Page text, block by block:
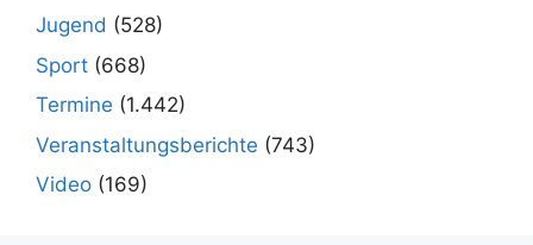
Jugend (528)
Sport (668)
Termine (1.442)
Veranstaltungsberichte (743)
Video (169)